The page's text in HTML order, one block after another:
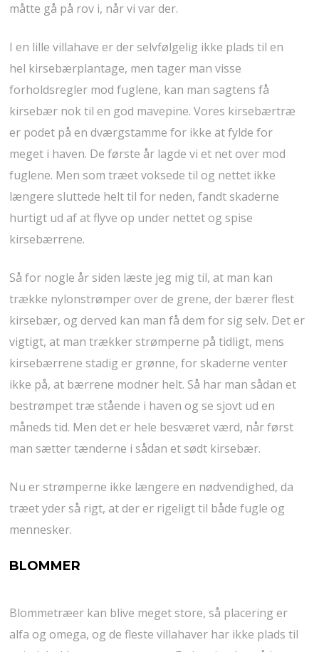
måtte gå på rov i, når vi var der.
I en lille villahave er der selvfølgelig ikke plads til en
hel kirsebærplantage, men tager man visse
forholdsregler mod fuglene, kan man sagtens få
kirsebær nok til en god mavepine. Vores kirsebærtræ
er podet på en dværgstamme for ikke at fylde for
meget i haven. De første år lagde vi et net over mod
fuglene. Men som træet voksede til og nettet ikke
længere sluttede helt til for neden, fandt skaderne
hurtigt ud af at flyve op under nettet og spise
kirsebærrene.
Så for nogle år siden læste jeg mig til, at man kan
trække nylonstrømper over de grene, der bærer flest
kirsebær, og derved kan man få dem for sig selv. Det er
vigtigt, at man trækker strømperne på tidligt, mens
kirsebærrene stadig er grønne, for skaderne venter
ikke på, at bærrene modner helt. Så har man sådan et
bestrømpet træ stående i haven og se sjovt ud en
måneds tid. Men det er hele besværet værd, når først
man sætter tænderne i sådan et sødt kirsebær.
Nu er strømperne ikke længere en nødvendighed, da
træet yder så rigt, at der er rigeligt til både fugle og
mennesker.
BLOMMER
Blommetræer kan blive meget store, så placering er
alfa og omega, og de fleste villahaver har ikke plads til